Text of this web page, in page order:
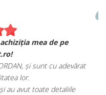
mea de pe
și sunt cu adevărat
lor.
și au avut toate detaliile